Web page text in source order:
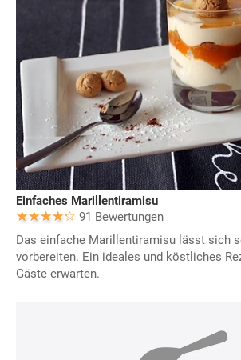
Einfaches Marillentiramisu
91 Bewertungen
Das einfache Marillentiramisu lässt sich
vorbereiten. Ein ideales und köstliches
Gäste erwarten.